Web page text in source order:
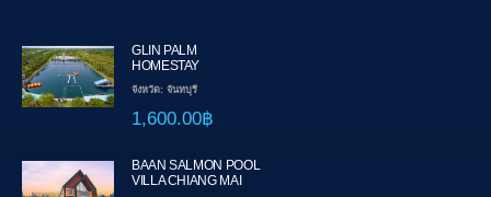
GLIN PALM
HOMESTAY
จังหวัด: จันทบุรี
1,600.00฿
BAAN SALMON POOL
VILLA CHIANG MAI